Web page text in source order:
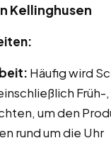
Kellinghusen
Häufig wird
Früh-
um den
rund um die Uhr